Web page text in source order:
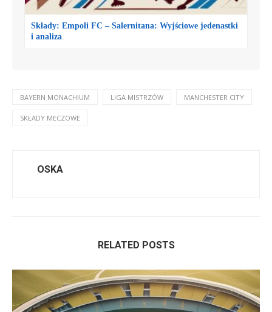
Składy: Empoli FC – Salernitana: Wyjściowe jedenastki
i analiza
BAYERN MONACHIUM LIGA MISTRZÓW MANCHESTER CITY
SKŁADY MECZOWE
OSKA
RELATED POSTS